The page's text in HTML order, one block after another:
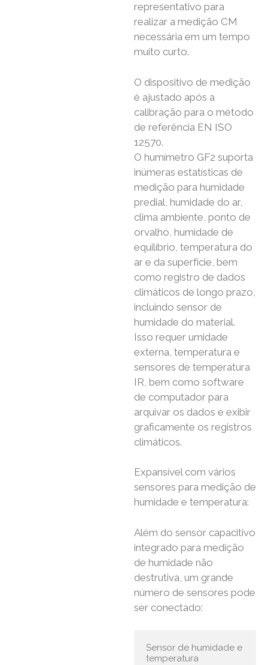
representativo para
realizar a medição CM
necessária em um tempo
muito curto.
O dispositivo de medição
é ajustado após a
calibração para o método
de referência EN ISO
12570.
O humímetro GF2 suporta
inúmeras estatísticas de
medição para humidade
predial, humidade do ar,
clima ambiente, ponto de
orvalho, humidade de
equilíbrio, temperatura do
ar e da superfície, bem
como registro de dados
climáticos de longo prazo,
incluindo sensor de
humidade do material.
Isso requer umidade
externa, temperatura e
sensores de temperatura
IR, bem como software
de computador para
arquivar os dados e exibir
graficamente os registros
climáticos.
Expansível com vários
sensores para medição de
humidade e temperatura:
Além do sensor capacitivo
integrado para medição
de humidade não
destrutiva, um grande
número de sensores pode
ser conectado:
Sensor de humidade e
temperatura